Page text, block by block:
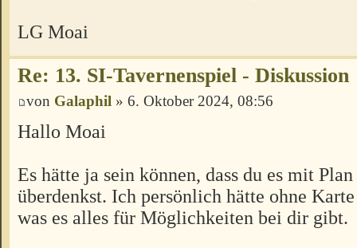
LG Moai
Re: 13. SI-Tavernenspiel - Diskussion
von Galaphil » 6. Oktober 2024, 08:56
Hallo Moai
Es hätte ja sein können, dass du es mit
überdenkst. Ich persönlich hätte ohne
was es alles für Möglichkeiten bei dir gibt.